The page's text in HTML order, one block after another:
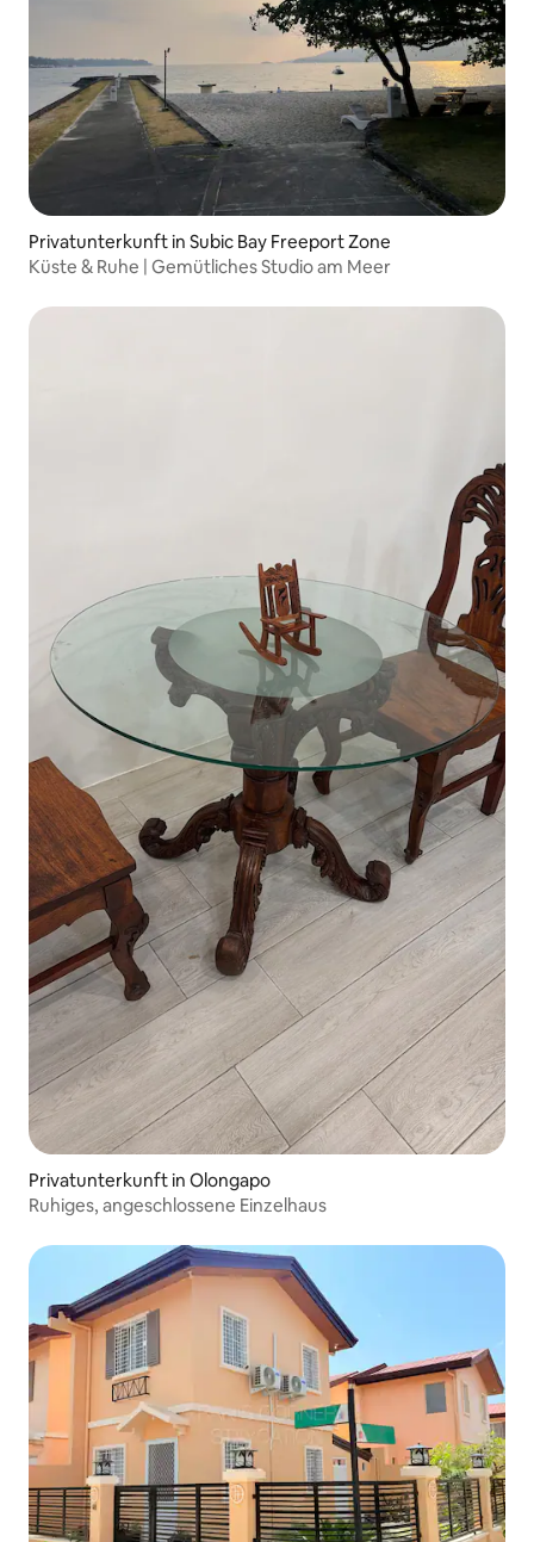
Privatunterkunft in Subic Bay Freeport Zone
Küste & Ruhe | Gemütliches Studio am Meer
Privatunterkunft in Olongapo
Ruhiges, angeschlossene Einzelhaus